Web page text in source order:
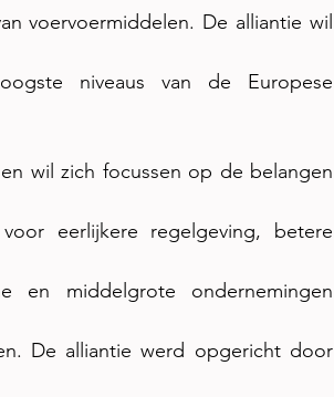
voervoermiddelen. De alliantie wil
niveaus van de Europese
wil zich focussen op de belangen
eerlijkere regelgeving, betere
en middelgrote ondernemingen
De alliantie werd opgericht door